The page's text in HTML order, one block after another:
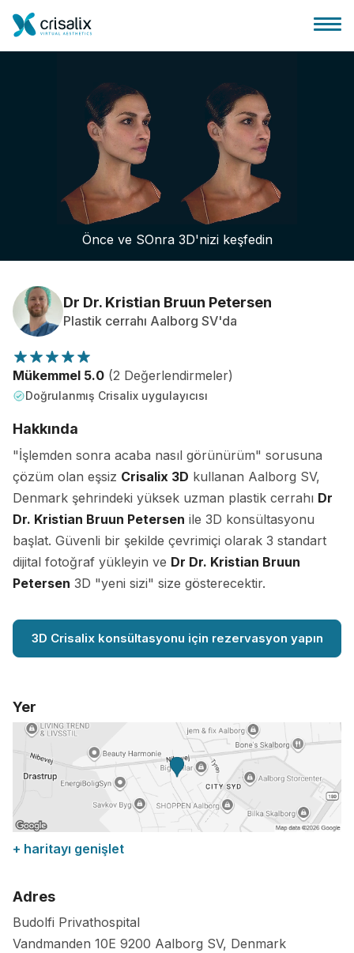
Cerrah ana sayfası
3D İş Platformu
Hasta incelemeleri
Önce ve SOnra 3D'nizi keşfedin
Dr Dr. Kristian Bruun Petersen
Plastik cerrahı Aalborg SV'da
Mükemmel 5.0 (2 Değerlendirmeler)
Doğrulanmış Crisalix uygulayıcısı
Hakkında
"İşlemden sonra acaba nasıl görünürüm" sorusuna
çözüm olan eşsiz Crisalix 3D kullanan Aalborg SV,
Denmark şehrindeki yüksek uzman plastik cerrahı Dr
Dr. Kristian Bruun Petersen ile 3D konsültasyonu
başlat. Güvenli bir şekilde çevrimiçi olarak 3 standart
dijital fotoğraf yükleyin ve Dr Dr. Kristian Bruun
Petersen 3D "yeni sizi" size gösterecektir.
3D Crisalix konsültasyonu için rezervasyon yapın
Yer
+ haritayı genişlet
Adres
Budolfi Privathospital
Vandmanden 10E 9200 Aalborg SV, Denmark